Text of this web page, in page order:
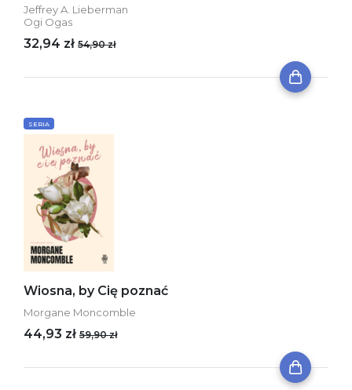
Jeffrey A. Lieberman
Ogi Ogas
32,94 zł 54,90 zł
SERIA
Wiosna, by Cię poznać
Morgane Moncomble
44,93 zł 59,90 zł